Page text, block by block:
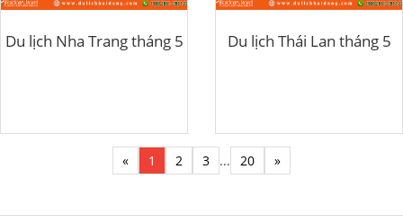
Du lịch Nha Trang tháng 5 Du lịch Thái Lan tháng 5
« 1 2 3 ... 20 »